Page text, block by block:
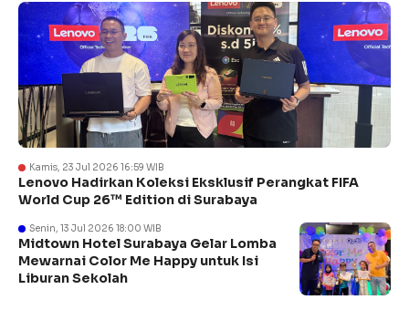
Kamis, 23 Jul 2026 16:59 WIB
Lenovo Hadirkan Koleksi Eksklusif Perangkat FIFA
World Cup 26™ Edition di Surabaya
Senin, 13 Jul 2026 18:00 WIB
Midtown Hotel Surabaya Gelar Lomba
Mewarnai Color Me Happy untuk Isi
Liburan Sekolah